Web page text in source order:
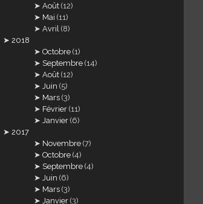
Août (12)
Mai (11)
Avril (8)
2018
Octobre (1)
Septembre (14)
Août (12)
Juin (5)
Mars (3)
Février (11)
Janvier (6)
2017
Novembre (7)
Octobre (4)
Septembre (4)
Juin (6)
Mars (3)
Janvier (3)